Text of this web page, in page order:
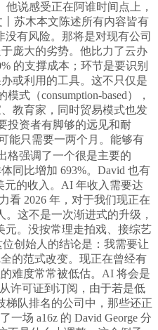
说感受正在阿谁时间点上，
苏木本文陈述所有内容皆有
有风险。那将是对现有公司
庞大的劣势。他比力了云办
的支撑成本；环节是要识别
或利用的工具。这不只仅是
（consumption-based），
教育家，同时贸易模式也发
投资者有脚够的远见和耐
能只需要一两个月。能够有
格强调了一个很是主要的
同比增加 693%。David 也有
元的收入。AI 年收入需要达
看 2026 年，对于我们现正在
这不是一次渐进式的升级，
元。没按常理走拍戏、接综艺
创始人的结论是：我需要让
的范式改变。现正在曾经有
难度常常被低估。AI 将会是
许可证到订阅，由于若是低
梯队排名的公司中，那些还正
场 a16z 的 David George 分